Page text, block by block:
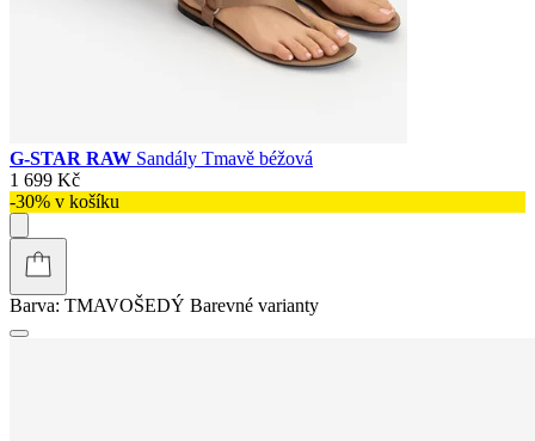
G-STAR RAW Sandály Tmavě béžová
1 699 Kč
-30% v košíku
Barva: TMAVOŠEDÝ Barevné varianty